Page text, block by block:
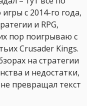
с 2014-го года,
и RPG,
пор поигрываю с
Crusader Kings.
на стратегии
и недостатки,
превращал текст